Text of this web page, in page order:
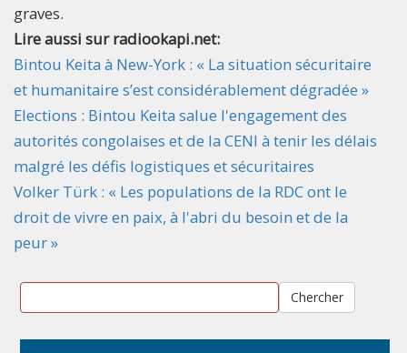
graves.
Lire aussi sur radiookapi.net:
Bintou Keita à New-York : « La situation sécuritaire
et humanitaire s’est considérablement dégradée »
Elections : Bintou Keita salue l'engagement des
autorités congolaises et de la CENI à tenir les délais
malgré les défis logistiques et sécuritaires
Volker Türk : « Les populations de la RDC ont le
droit de vivre en paix, à l'abri du besoin et de la
peur »
Chercher